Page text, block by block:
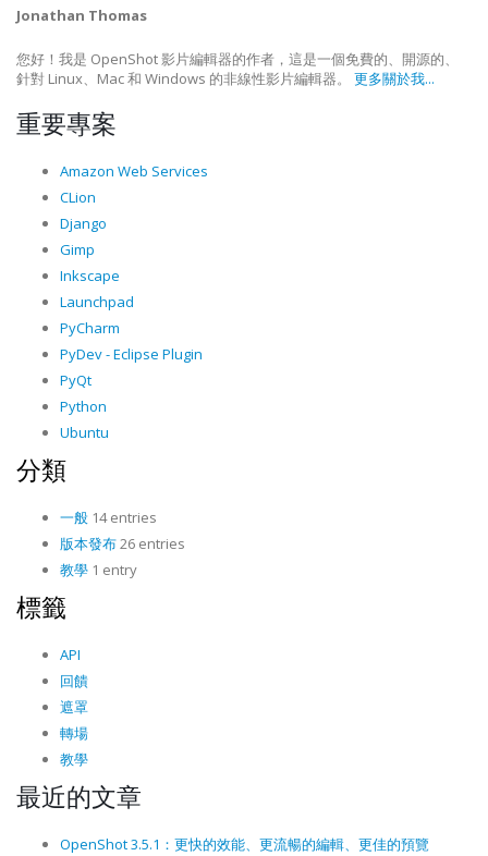
Jonathan Thomas
您好！我是 OpenShot 影片編輯器的作者，這是一個免費的、開源的、
針對 Linux、Mac 和 Windows 的非線性影片編輯器。 更多關於我...
重要專案
Amazon Web Services
CLion
Django
Gimp
Inkscape
Launchpad
PyCharm
PyDev - Eclipse Plugin
PyQt
Python
Ubuntu
分類
一般 14 entries
版本發布26 entries
教學 1 entry
標籤
API
回饋
遮罩
轉場
教學
最近的文章
OpenShot 3.5.1：更快的效能、更流暢的編輯、更佳的預覽